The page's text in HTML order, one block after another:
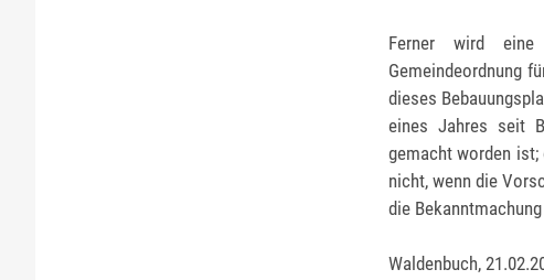
Ferner wird eine
Gemeindeordnung
dieses
eines Jahres seit
gemacht worden ist;
nicht, wenn die
die
Waldenbuch,